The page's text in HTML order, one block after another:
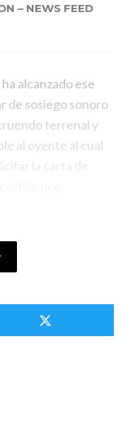
– NEWS FEED
alcanzado ese
de sosiego sonoro
terrenal y
al oyente al cual
la carta de